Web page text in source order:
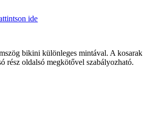
ide
bikini különleges mintával. A kosarak
rész oldalsó megkötővel szabályozható.